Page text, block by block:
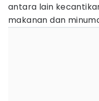
antara lain
makanan dan